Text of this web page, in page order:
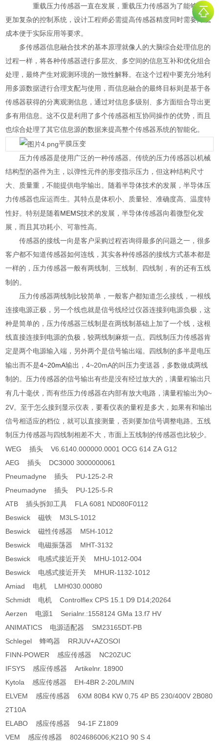
重载压力传感器一直在发展，重载压力传感器为了能够用于
更加复杂的控制系统，设计工程师必需提高传感器精度同时需要降低
成本便于实际应用等要求。
多传感器信息融合技术的基本原理就像人的大脑综合处理信息的
过程一样，将各种传感器进行多层次、多空间的信息互补和优化组合
处理，最终产生对观测环境的一致性解释。在这个过程中要充分地利
用多源数据进行合理支配与使用，而信息融合的最终目标则是基于各
传感器获得的分离观测信息，通过对信息多级别、多方面组合导出更
多有用信息。这不仅是利用了多个传感器相互协同操作的优势，而且
也综合处理了其它信息源的数据来提高整个传感器系统的智能化。
平膜压变
压力传感器是使用广泛的一种传感器。传统的压力传感器以机械
结构型的器件为主，以弹性元件的形变指示压力，但这种结构尺寸
大、质量重，不能提供电学输出。随着半导体技术的发展，半导体压
力传感器也应运而生。其特点是体积小、质量轻、准确度高、温度特
性好。特别是随着MEMS技术的发展，半导体传感器向着微型化发
展，而且其功耗小、可靠性高。
传感器的接线一向是客户采购过程咨询得最多的问题之一，很多
客户都不知道传感器如何连线，其实各种传感器的接线方式基本都是
一样的，压力传感器一般有两线制、三线制、四线制，有的还有五线
制的。
压力传感器两线制比较简单，一般客户都知道怎么接线，一根线
连接电源正极，另一个线也就是信号线经过仪器连接到电源负极，这
种是简单的，压力传感器三线制是在两线制基础上加了一个线，这根
线直接连接到电源的负极，较两线制麻烦一点。四线制压力传感器肯
定是两个电源输入端，另外两个是信号输出端。四线制的多半是电压
输出而不是4~20mA输出，4~20mA的叫压力变送器，多数做成两线
制的。压力传感器的信号输出有些是没有经过放大的，满量程输出只
有几十毫伏，而有些压力传感器在内部有放大电路，满量程输出为0~
2V。至于怎么接到显示仪表，要看仪表的量程是多大，如果有和输出
信号相适应的档位，就可以直接测量，否则要加信号调整电路。五线
制压力传感器与四线制相差不大，市面上五线制的传感器也比较少。
WEG 插头 V6.6140.000000.0001 OCG 614 ZA G12
AEG 插头 DC3000 3000000061
Pneumadyne 插头 PU-125-2-R
Pneumadyne 插头 PU-125-5-R
ATB 插头拆卸工具 FLA 6081 ND080F0112
Beswick 磁铁 M3LS-1012
Beswick 磁性传感器 M5H-1012
Beswick 电磁振荡器 MHT-3132
Beswick 电感式接近开关 MHU-1012-004
Beswick 电感式接近开关 MHUR-1132-1012
Amiad 电机 LMH030.00080
Schmidt 电机 Controlflex CPS 15.1 D9 D14;20264
Aerzen 电源1 Serialnr.:1558124 GMa 13.f7 HV
ANIMATICS 电源适配器 SM23165DT-PB
Schlegel 蜂鸣器 RRJUV+AZOSOI
FINN-POWER 感应传感器 NC20ZUC
IFSYS 感应传感器 Artikelnr. 18900
Kytola 感应传感器 EH-4BR 2-20L/MIN
ELVEM 感应传感器 6XM 80B4 KW 0,75 4P B5 230/400V 2B080
2T10A
ELABO 感应传感器 94-1F Z1809
VEM 感应传感器 8024686006;K21O 90 S 4